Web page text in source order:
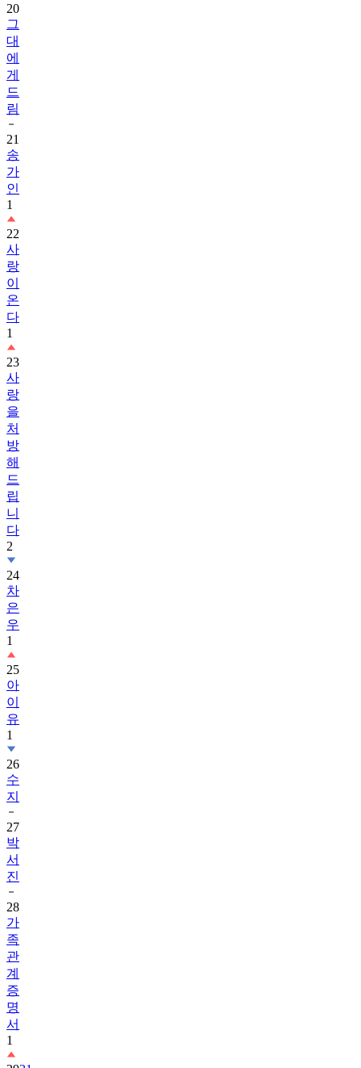
20
그
대
에
게
드
림
21
송
가
인
1
22
사
랑
이
온
다
1
23
사
랑
을
처
방
해
드
립
니
다
2
24
차
은
우
1
25
아
이
유
1
26
수
지
27
박
서
진
28
가
족
관
계
증
명
서
1